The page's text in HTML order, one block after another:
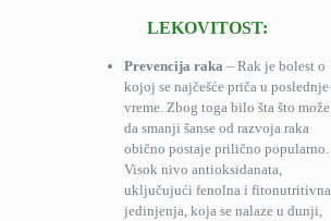
LEKOVITOST:
Prevencija raka – Rak je bolest o
kojoj se najčešće priča u poslednje
vreme. Zbog toga bilo šta što može
da smanji šanse od razvoja raka
obično postaje prilično popularno.
Visok nivo antioksidanata,
uključujući fenolna i fitonutritivna
jedinjenja, koja se nalaze u dunji,